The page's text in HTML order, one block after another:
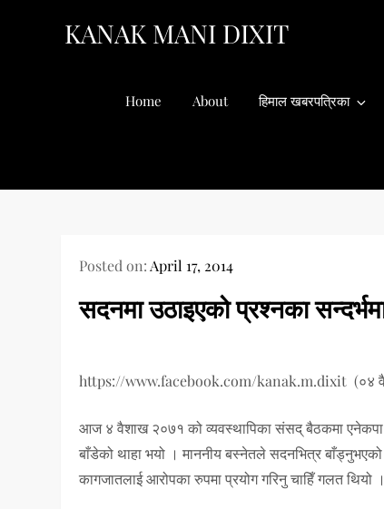
KANAK MANI DIXIT
Home About हिमाल खबरपत्रिका
Posted on: April 17, 2014
सदनमा उठाइएको प्रश्नका
https://www.facebook.com/kanak.m.dixit (०४
आज ४ वैशाख २०७१ को व्यवस्थापिका संसद् बैठकमा एनेकपा
बाँडेको थाहा भयो । माननीय बस्नेतले सदनभित्र
कागजातलाई आरोपका रुपमा प्रयोग गरिनु चाहिँ गलत थियो ।